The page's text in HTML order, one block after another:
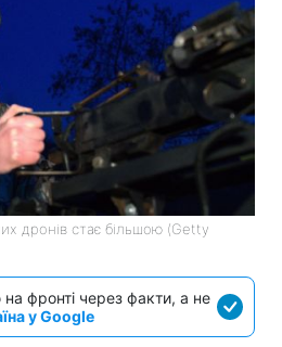
дронів стає більшою (Getty
на фронті через факти, а не
у Google